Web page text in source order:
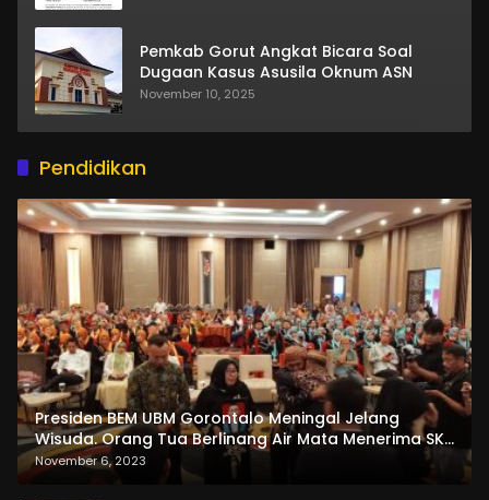
Pemkab Gorut Angkat Bicara Soal
Dugaan Kasus Asusila Oknum ASN
November 10, 2025
Pendidikan
Presiden BEM UBM Gorontalo Meningal Jelang
Wisuda. Orang Tua Berlinang Air Mata Menerima SKL
dan Pemasangan Salempang
November 6, 2023